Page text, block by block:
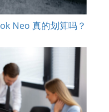
Neo 真的划算吗？